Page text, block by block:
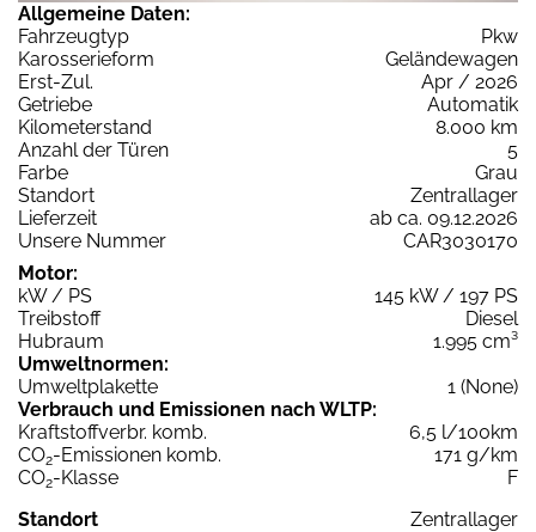
Allgemeine Daten:
Fahrzeugtyp
Pkw
Karosserieform
Geländewagen
Erst-Zul.
Apr / 2026
Getriebe
Automatik
Kilometerstand
8.000 km
Anzahl der Türen
5
Farbe
Grau
Standort
Zentrallager
Lieferzeit
ab ca. 09.12.2026
Unsere Nummer
CAR3030170
Motor:
kW / PS
145 kW / 197 PS
Treibstoff
Diesel
Hubraum
1.995 cm³
Umweltnormen:
Umweltplakette
1 (None)
Verbrauch und Emissionen nach WLTP:
Kraftstoffverbr. komb.
6,5 l/100km
CO2-Emissionen komb.
171 g/km
CO2-Klasse
F
Standort
Zentrallager